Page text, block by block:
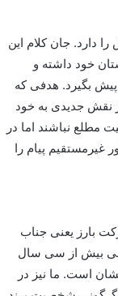
دارد. جان کلام این
خود داشته و
پیش بگیرد. هدفی که
نقش جدیدی به خود
مطلع نباشند اما در
غیرمستقیم پیام را
بارز یعنی جناب
بیش از سی سال
است. ما نیز در